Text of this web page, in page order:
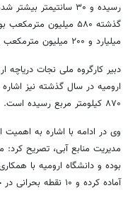
رسیده و ۳۰
گذشته ۵۸۰ میلیون
میلیارد و ۲۰۰ میلیون مترمکعب بوده و تقریباً به بیش از دو برابر رسیده است.
ارومیه در سال گذشته نیز
۸۷۰ کیلومتر مربع رسیده است.
وی در ادامه با اشاره به اهمیت
مدیریت منابع آبی، تصریح کرد:
بوده و دانشگاه ارومیه با
آماده کرده و ۱۰ نقطه بحرانی در حوضه آبریز دریاچه ارومیه شناسایی شده است.